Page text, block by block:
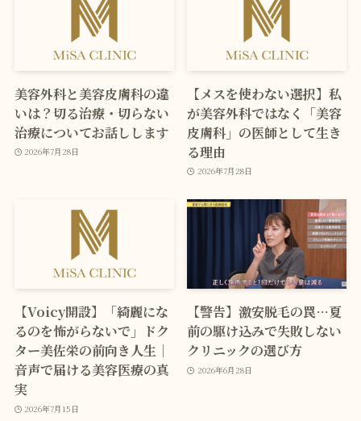
美容外科と美容皮膚科の違
いは？切る治療・切らない
治療についてお話しします
2026年7月28日
【メスを使わない選択】私
が美容外科ではなく「美容
皮膚科」の医師として生き
る理由
2026年7月28日
【Voicy開設】「綺麗にな
るのを怖がらないで」ドク
ター美佐栄の前向き人生｜
音声で届ける美容医療の真
実
2026年7月15日
【警告】激安脱毛の罠…夏
前の駆け込みで失敗しない
クリニックの選び方
2026年6月28日